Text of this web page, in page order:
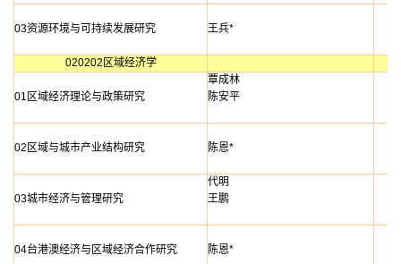
03资源环境与可持续发展研究 王兵*
020202区域经济学
01区域经济理论与政策研究
覃成林
陈安平
02区域与城市产业结构研究 陈恩*
03城市经济与管理研究
代明
王鹏
04台港澳经济与区域经济合作研究 陈恩*